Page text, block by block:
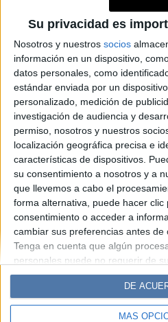
Su privacidad es
Nosotros y nuestros socios
información en un dispositivo,
datos personales, como
estándar enviada por un
personalizado, medición de
investigación de audiencia y
permiso, nosotros y nuestros
localización geográfica precisa e
características de dispositivos.
su consentimiento a nosotros y a
que llevemos a cabo el
forma alternativa, puede hacer clic
consentimiento o acceder a
cambiar sus preferencias antes de
Tenga en cuenta que algún
personales puede no requerir de
tiene el derecho de rechazar tal
preferencias se aplicarán solo a
sus preferencias o retirar su
momento volviendo a este sitio y
MÁS
DE
Horóscopo de
cambios
equinoccio
Espacio
Diario Perfil Caras
Hombre
Weekend